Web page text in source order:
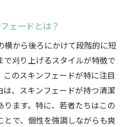
ドリーダーが選ぶスキンフ
力を体感高崎市で新たなス
の魅力を高崎市で味わう
見するスキンフェードスタ
ェードとは？
横から後ろにかけて段階的に短
で刈り上げるスタイルが特徴で
のスキンフェードが特に注目
は、スキンフェードが持つ清潔
ます。特に、若者たちはこの
とで、個性を強調しながらも爽